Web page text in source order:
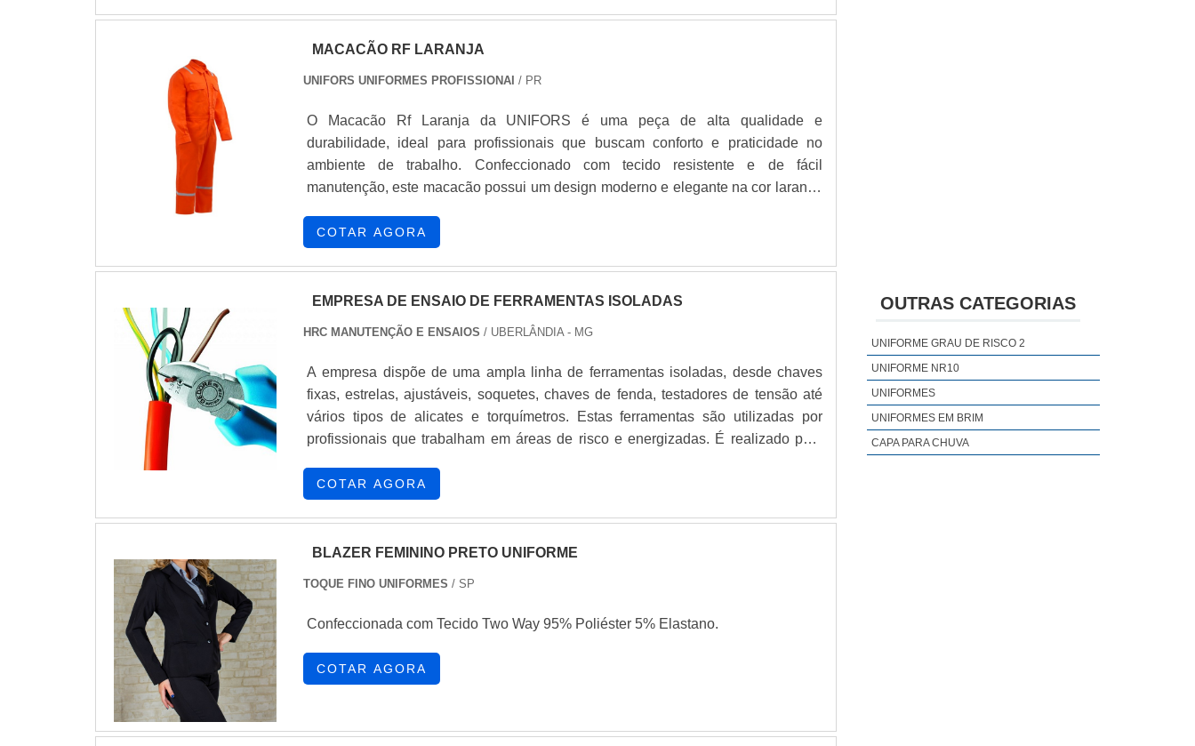
MACACÃO RF LARANJA
UNIFORS UNIFORMES PROFISSIONAI / PR
O Macacão Rf Laranja da UNIFORS é uma peça de alta qualidade e
durabilidade, ideal para profissionais que buscam conforto e praticidade no
ambiente de trabalho. Confeccionado com tecido resistente e de fácil
manutenção, este macacão possui um design moderno e elegante na cor laranja,
empresa especializada na fabricação de uniformes profissionais, o Macacão Rf
proporcionando segurança e conforto aos seus usuários. Seus detalhes e
acabamentos impecáveis refletem a dedicação e o cuidado da equipe de
profissionais altamente competentes, que possuem mais de quinze anos de
experiência no ramo.Seja para trabalhos em ambientes industriais, de
manutenção, ou em outras áreas que exigem vestimentas adequadas, o Macacão
Rf Laranja da UNIFORS é a escolha perfeita para quem busca qualidade,
resistência e estilo em um único produto. Invista em um uniforme que valorize a
sua imagem profissional e garanta o seu conforto durante toda a jornada de
COTAR AGORA
EMPRESA DE ENSAIO DE FERRAMENTAS ISOLADAS
HRC MANUTENÇÃO E ENSAIOS / UBERLÂNDIA - MG
A empresa dispõe de uma ampla linha de ferramentas isoladas, desde chaves
fixas, estrelas, ajustáveis, soquetes, chaves de fenda, testadores de tensão até
vários tipos de alicates e torquímetros. Estas ferramentas são utilizadas por
profissionais que trabalham em áreas de risco e energizadas. É realizado pela
regras: Ensaio de aderência; Ensaio de impacto; Ensaio de inflamabilidade;
COTAR AGORA
BLAZER FEMININO PRETO UNIFORME
TOQUE FINO UNIFORMES / SP
Confeccionada com Tecido Two Way 95% Poliéster 5% Elastano.
COTAR AGORA
OUTRAS CATEGORIAS
UNIFORME GRAU DE RISCO 2
UNIFORME NR10
UNIFORMES
UNIFORMES EM BRIM
CAPA PARA CHUVA